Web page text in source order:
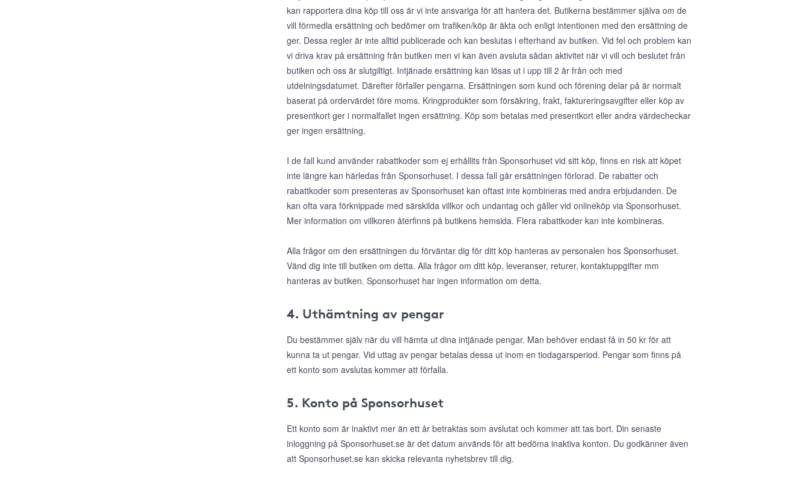
kan rapportera dina köp till oss är vi inte ansvariga för att hantera det. Butikerna bestämmer själva om de
vill förmedla ersättning och bedömer om trafiken/köp är äkta och enligt intentionen med den ersättning de
ger. Dessa regler är inte alltid publicerade och kan beslutas i efterhand av butiken. Vid fel och problem kan
vi driva krav på ersättning från butiken men vi kan även avsluta sådan aktivitet när vi vill och beslutet från
butiken och oss är slutgiltigt. Intjänade ersättning kan lösas ut i upp till 2 år från och med
utdelningsdatumet. Därefter förfaller pengarna. Ersättningen som kund och förening delar på är normalt
baserat på ordervärdet före moms. Kringprodukter som försäkring, frakt, faktureringsavgifter eller köp av
presentkort ger i normalfallet ingen ersättning. Köp som betalas med presentkort eller andra värdecheckar
ger ingen ersättning.
I de fall kund använder rabattkoder som ej erhållits från Sponsorhuset vid sitt köp, finns en risk att köpet
inte längre kan härledas från Sponsorhuset. I dessa fall går ersättningen förlorad. De rabatter och
rabattkoder som presenteras av Sponsorhuset kan oftast inte kombineras med andra erbjudanden. De
kan ofta vara förknippade med särskilda villkor och undantag och gäller vid onlineköp via Sponsorhuset.
Mer information om villkoren återfinns på butikens hemsida. Flera rabattkoder kan inte kombineras.
Alla frågor om den ersättningen du förväntar dig för ditt köp hanteras av personalen hos Sponsorhuset.
Vänd dig inte till butiken om detta. Alla frågor om ditt köp, leveranser, returer, kontaktuppgifter mm
hanteras av butiken. Sponsorhuset har ingen information om detta.
4. Uthämtning av pengar
Du bestämmer själv när du vill hämta ut dina intjänade pengar. Man behöver endast få in 50 kr för att
kunna ta ut pengar. Vid uttag av pengar betalas dessa ut inom en tiodagarsperiod. Pengar som finns på
ett konto som avslutas kommer att förfalla.
5. Konto på Sponsorhuset
Ett konto som är inaktivt mer än ett år betraktas som avslutat och kommer att tas bort. Din senaste
inloggning på Sponsorhuset.se är det datum används för att bedöma inaktiva konton. Du godkänner även
att Sponsorhuset.se kan skicka relevanta nyhetsbrev till dig.